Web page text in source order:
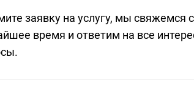
заявку на услугу, мы свяжемся
время и ответим на все